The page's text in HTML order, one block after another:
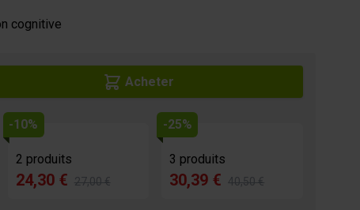
cognitive
Acheter
-10%
2 produits
24,30 € 27,00 €
-25%
3 produits
30,39 € 40,50 €